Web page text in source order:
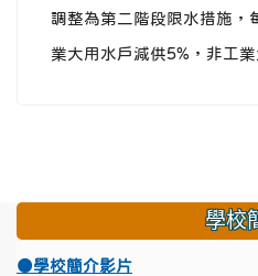
調整為第二階段限水措施，
業大用水戶減供5%，非工
學校
●學校簡介影片